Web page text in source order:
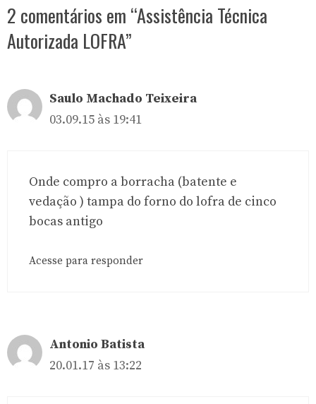
2 comentários em “Assistência Técnica
Autorizada LOFRA”
Saulo Machado Teixeira
03.09.15 às 19:41
Onde compro a borracha (batente e
vedação ) tampa do forno do lofra de cinco
bocas antigo
Acesse para responder
Antonio Batista
20.01.17 às 13:22